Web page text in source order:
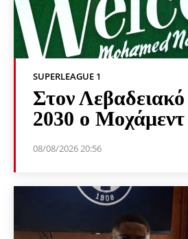
SUPERLEAGUE 1
Στον Λεβαδειακό
2030 ο Μοχάμεντ
08/08/2026 20:56